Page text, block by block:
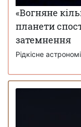
«Вогняне
планети
затемнення
Рідкісне